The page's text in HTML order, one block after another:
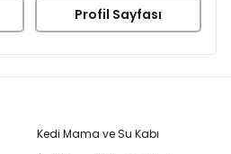
Profil Sayfası
Kedi Mama ve Su Kabı